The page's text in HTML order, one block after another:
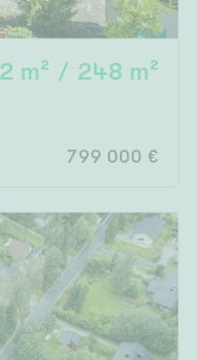
m² / 248 m²
799 000 €